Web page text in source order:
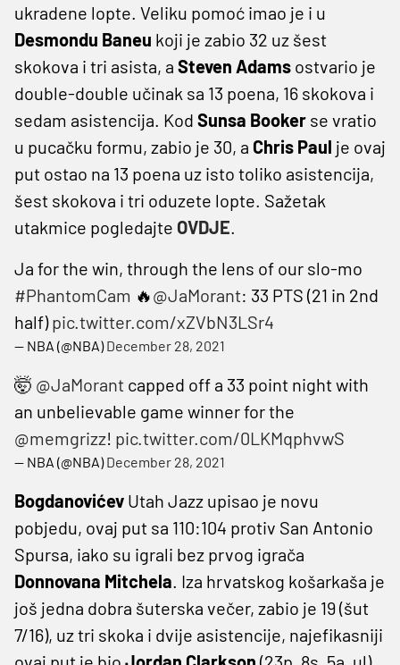
ukradene lopte. Veliku pomoć imao je i u
Desmondu Baneu koji je zabio 32 uz šest
skokova i tri asista, a Steven Adams ostvario je
double-double učinak sa 13 poena, 16 skokova i
sedam asistencija. Kod Sunsa Booker se vratio
u pucačku formu, zabio je 30, a Chris Paul je ovaj
put ostao na 13 poena uz isto toliko asistencija,
šest skokova i tri oduzete lopte. Sažetak
utakmice pogledajte OVDJE.
Ja for the win, through the lens of our slo-mo
#PhantomCam 🔥@JaMorant: 33 PTS (21 in 2nd
half)pic.twitter.com/xZVbN3LSr4
— NBA (@NBA)December 28, 2021
🤯 @JaMorant capped off a 33 point night with
an unbelievable game winner for the
@memgrizz! pic.twitter.com/0LKMqphvwS
— NBA (@NBA)December 28, 2021
Bogdanovićev Utah Jazz upisao je novu
pobjedu, ovaj put sa 110:104 protiv San Antonio
Spursa, iako su igrali bez prvog igrača
Donnovana Mitchela. Iza hrvatskog košarkaša je
još jedna dobra šuterska večer, zabio je 19 (šut
7/16), uz tri skoka i dvije asistencije, najefikasniji